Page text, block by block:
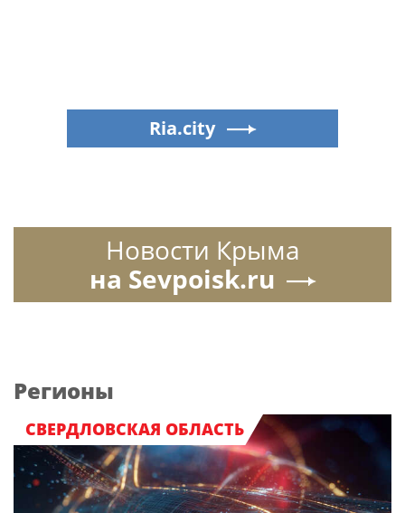
Ria.city
Новости Крыма
на Sevpoisk.ru
Регионы
СВЕРДЛОВСКАЯ ОБЛАСТЬ